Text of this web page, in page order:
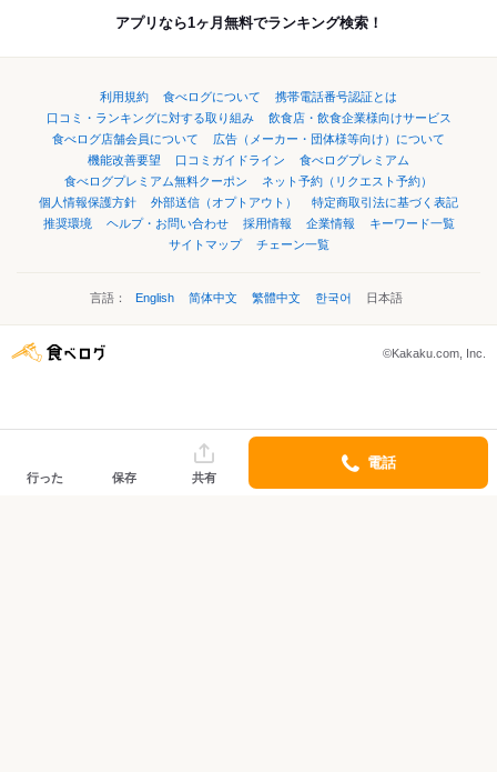
アプリなら1ヶ月無料でランキング検索！
利用規約 食べログについて
携帯電話番号認証とは
口コミ・ランキングに対する取り組み
飲食店・飲食企業様向けサービス
食べログ店舗会員について
広告（メーカー・団体様等向け）について
機能改善要望
口コミガイドライン
食べログプレミアム
食べログプレミアム無料クーポン
ネット予約（リクエスト予約）
個人情報保護方針
外部送信（オプトアウト）
特定商取引法に基づく表記
推奨環境
ヘルプ・お問い合わせ 採用情報 企業情報
キーワード一覧
サイトマップ
チェーン一覧
言語： English 简体中文 繁體中文 한국어 日本語
©Kakaku.com, Inc.
行った 保存 共有
電話